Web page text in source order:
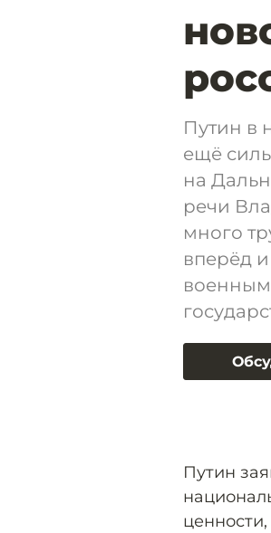
Путин в
ещё
на
речи
много
вперёд
Путин